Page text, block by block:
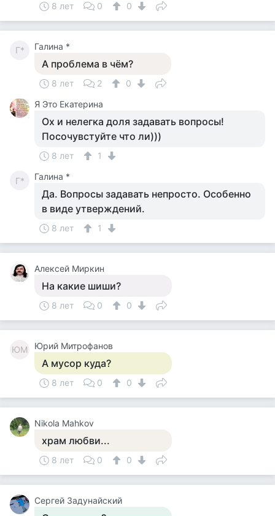
8 лет 0 0
Г* Галина *
А проблема в чём?
8 лет 2
0
Я Это Екатерина
Ох и нелегка доля задавать вопросы!
Посочувстуйте что ли)))
8 лет 1
Г* Галина *
Да. Вопросы задавать непросто. Особенно
в виде утверждений.
8 лет 1
Алексей Миркин
На какие шиши?
8 лет 0 0
ЮМ Юрий Митрофанов
А мусор куда?
8 лет 0 0
Nikola Mahkov
храм любви...
8 лет 0 0
Сергей Задунайский